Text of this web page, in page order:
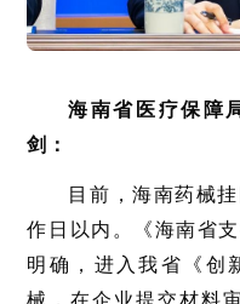
海南省医疗保障
剑：
目前，海南药械
作日以内。《海南省
明确，进入我省《创